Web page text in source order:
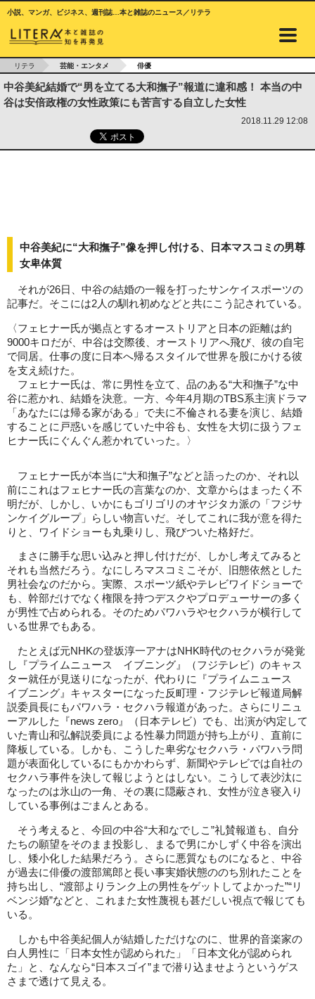
小説、マンガ、ビジネス、週刊誌…本と雑誌のニュース／リテラ
リテラ 芸能・エンタメ 俳優
中谷美紀結婚で“男を立てる大和撫子”報道に違和感！ 本当の中
谷は安倍政権の女性政策にも苦言する自立した女性
2018.11.29 12:08
中谷美紀に“大和撫子”像を押し付ける、日本マスコミの男尊
女卑体質
それが26日、中谷の結婚の一報を打ったサンケイスポーツの
記事だ。そこには2人の馴れ初めなどと共にこう記されている。
〈フェヒナー氏が拠点とするオーストリアと日本の距離は約
9000キロだが、中谷は交際後、オーストリアへ飛び、彼の自宅
で同居。仕事の度に日本へ帰るスタイルで世界を股にかける彼
を支え続けた。
フェヒナー氏は、常に男性を立て、品のある“大和撫子”な中
谷に惹かれ、結婚を決意。一方、今年4月期のTBS系主演ドラマ
「あなたには帰る家がある」で夫に不倫される妻を演じ、結婚
することに戸惑いを感じていた中谷も、女性を大切に扱うフェ
ヒナー氏にぐんぐん惹かれていった。〉
フェヒナー氏が本当に“大和撫子”などと語ったのか、それ以
前にこれはフェヒナー氏の言葉なのか、文章からはまったく不
明だが、しかし、いかにもゴリゴリのオヤジタカ派の「フジサ
ンケイグループ」らしい物言いだ。そしてこれに我が意を得た
りと、ワイドショーも丸乗りし、飛びついた格好だ。
まさに勝手な思い込みと押し付けだが、しかし考えてみると
それも当然だろう。なにしろマスコミこそが、旧態依然とした
男社会なのだから。実際、スポーツ紙やテレビワイドショーで
も、幹部だけでなく権限を持つデスクやプロデューサーの多く
が男性で占められる。そのためパワハラやセクハラが横行して
いる世界でもある。
たとえば元NHKの登坂淳一アナはNHK時代のセクハラが発覚
し『プライムニュース イブニング』（フジテレビ）のキャス
ター就任が見送りになったが、代わりに『プライムニュース
イブニング』キャスターになった反町理・フジテレビ報道局解
説委員長にもパワハラ・セクハラ報道があった。さらにリニュ
ーアルした『news zero』（日本テレビ）でも、出演が内定して
いた青山和弘解説委員による性暴力問題が持ち上がり、直前に
降板している。しかも、こうした卑劣なセクハラ・パワハラ問
題が表面化しているにもかかわらず、新聞やテレビでは自社の
セクハラ事件を決して報じようとはしない。こうして表沙汰に
なったのは氷山の一角、その裏に隠蔽され、女性が泣き寝入り
している事例はごまんとある。
そう考えると、今回の中谷“大和なでしこ”礼賛報道も、自分
たちの願望をそのまま投影し、まるで男にかしずく中谷を演出
し、矮小化した結果だろう。さらに悪質なものになると、中谷
が過去に俳優の渡部篤郎と長い事実婚状態ののち別れたことを
持ち出し、“渡部よりランク上の男性をゲットしてよかった”“リ
ベンジ婚”などと、これまた女性蔑視も甚だしい視点で報じても
いる。
しかも中谷美紀個人が結婚しただけなのに、世界的音楽家の
白人男性に「日本女性が認められた」「日本文化が認められ
た」と、なんなら“日本スゴイ”まで潜り込ませようというゲス
さまで透けて見える。